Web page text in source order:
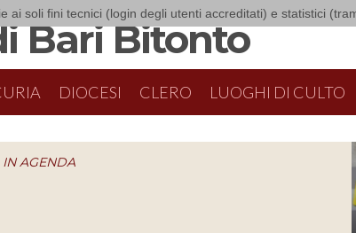
ai soli fini tecnici (login degli utenti accreditati) e statistici
Bari Bitonto
DIOCESI CLERO LUOGHI DI CULTO
IN AGENDA